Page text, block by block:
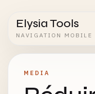
Elysia Tools
NAVIGATION MOBILE
MEDIA